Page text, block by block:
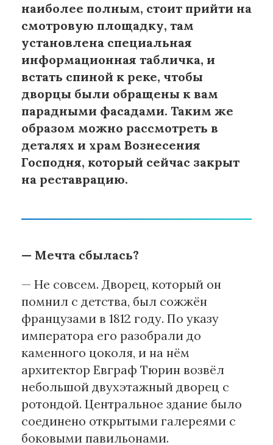
наиболее полным, стоит прийти на
смотровую площадку, там
установлена специальная
информационная табличка, и
встать спиной к реке, чтобы
дворцы были обращены к вам
парадными фасадами. Таким же
образом можно рассмотреть в
деталях и храм Вознесения
Господня, который сейчас закрыт
на реставрацию.
— Мечта сбылась?
— Не совсем. Дворец, который он
помнил с детства, был сожжён
французами в 1812 году. По указу
императора его разобрали до
каменного цоколя, и на нём
архитектор Евграф Тюрин возвёл
небольшой двухэтажный дворец с
ротондой. Центральное здание было
соединено открытыми галереями с
боковыми павильонами.